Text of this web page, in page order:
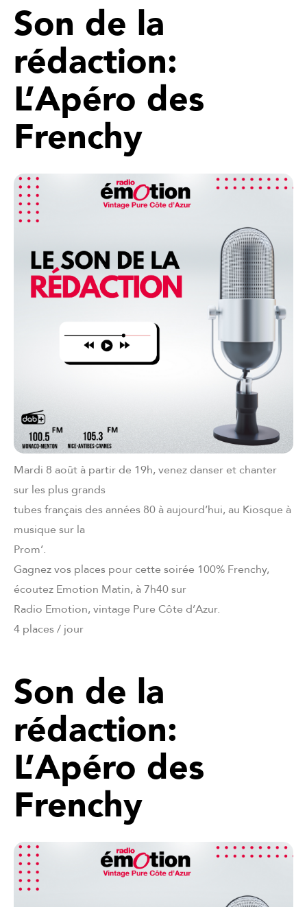
Son de la
rédaction:
L’Apéro des
Frenchy
Mardi 8 août à partir de 19h, venez danser et chanter
sur les plus grands
tubes français des années 80 à aujourd’hui, au Kiosque à
musique sur la
Prom’.
Gagnez vos places pour cette soirée 100% Frenchy,
écoutez Emotion Matin, à 7h40 sur
Radio Emotion, vintage Pure Côte d’Azur.
4 places / jour
Son de la
rédaction:
L’Apéro des
Frenchy